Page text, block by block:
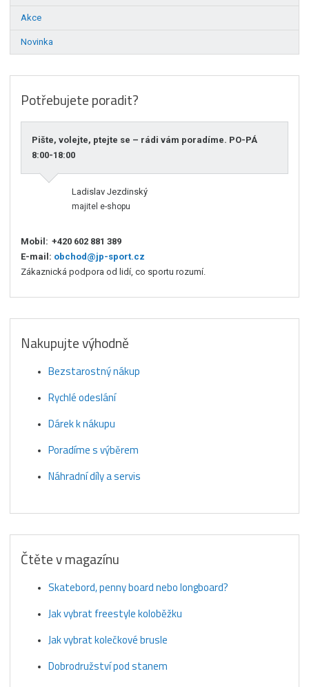
Akce
Novinka
Potřebujete poradit?
Pište, volejte, ptejte se – rádi vám poradíme. PO-PÁ
8:00-18:00
Ladislav Jezdinský
majitel e-shopu
Mobil: +420 602 881 389
E-mail: obchod@jp-sport.cz
Zákaznická podpora od lidí, co sportu rozumí.
Nakupujte výhodně
Bezstarostný nákup
Rychlé odeslání
Dárek k nákupu
Poradíme s výběrem
Náhradní díly a servis
Čtěte v magazínu
Skatebord, penny board nebo longboard?
Jak vybrat freestyle koloběžku
Jak vybrat kolečkové brusle
Dobrodružství pod stanem